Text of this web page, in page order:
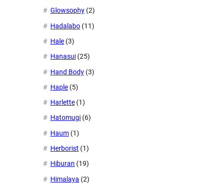
Glowsophy (2)
Hadalabo (11)
Hale (3)
Hanasui (25)
Hand Body (3)
Haple (5)
Harlette (1)
Hatomugi (6)
Haum (1)
Herborist (1)
Hiburan (19)
Himalaya (2)